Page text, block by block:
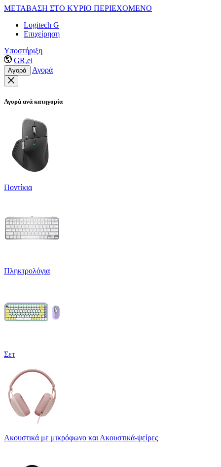
ΜΕΤΑΒΑΣΗ ΣΤΟ ΚΥΡΙΟ ΠΕΡΙΕΧΟΜΕΝΟ
Logitech G
Επιχείρηση
Υποστήριξη
GR,el
Αγορά Αγορά
Αγορά ανά κατηγορία
Ποντίκια
Πληκτρολόγια
Σετ
Ακουστικά με μικρόφωνο και Ακουστικά-ψείρες